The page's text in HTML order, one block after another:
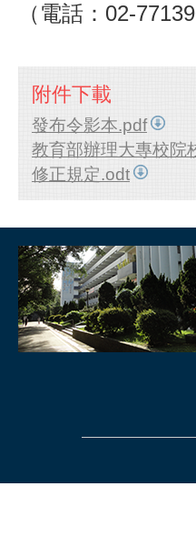
（電話：02-
附件下載
發布令影本.pdf
教育部辦理大專校院
修正規定.odt